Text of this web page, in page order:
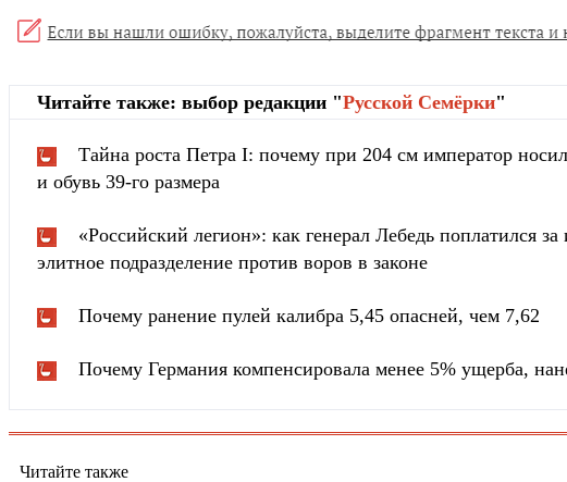
Читайте также: выбор редакции "Русской Cемёрки"
Тайна роста Петра I: почему при 204 см император
и обувь 39-го размера
«Российский легион»: как генерал Лебедь поплатился за
элитное подразделение против воров в законе
Почему ранение пулей калибра 5,45 опасней, чем 7,62
Почему Германия компенсировала менее 5% ущерба,
Читайте также